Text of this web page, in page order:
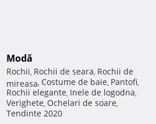
Modă
Rochii, Rochii de seara, Rochii de
mireasa, Costume de baie, Pantofi,
Rochii elegante, Inele de logodna,
Verighete, Ochelari de soare,
Tendinte 2020